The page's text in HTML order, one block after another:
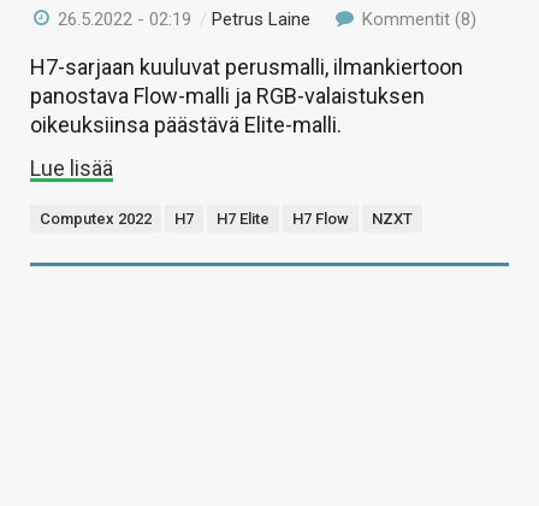
26.5.2022 - 02:19 /Petrus Laine Kommentit (8)
H7-sarjaan kuuluvat perusmalli, ilmankiertoon
panostava Flow-malli ja RGB-valaistuksen
oikeuksiinsa päästävä Elite-malli.
Lue lisää
Computex 2022 H7 H7 Elite H7 Flow NZXT